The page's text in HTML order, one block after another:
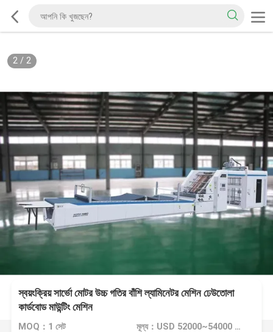
2/ 2
স্বয়ংক্রিয় সার্ভো মোটর উচ্চ গতির বাঁশি ল্যামিনেটর মেশিন ঢেউতোলা
কার্ডবোড মাউন্টিং মেশিন
MOQ：1 সেট মূল্য：USD 52000~54000 Set